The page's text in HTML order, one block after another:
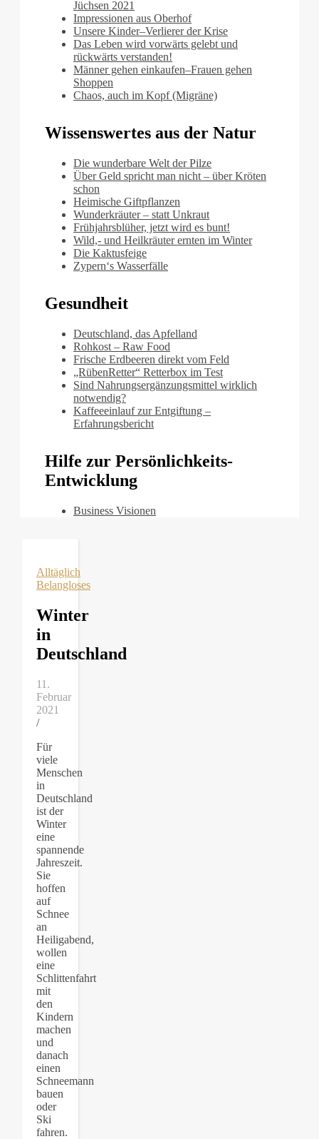
Jüchsen 2021
Impressionen aus Oberhof
Unsere Kinder–Verlierer der Krise
Das Leben wird vorwärts gelebt und
rückwärts verstanden!
Männer gehen einkaufen–Frauen gehen
Shoppen
Chaos, auch im Kopf (Migräne)
Wissenswertes aus der Natur
Die wunderbare Welt der Pilze
Über Geld spricht man nicht – über Kröten
schon
Heimische Giftpflanzen
Wunderkräuter – statt Unkraut
Frühjahrsblüher, jetzt wird es bunt!
Wild,- und Heilkräuter ernten im Winter
Die Kaktusfeige
Zypern‘s Wasserfälle
Gesundheit
Deutschland, das Apfelland
Rohkost – Raw Food
Frische Erdbeeren direkt vom Feld
„RübenRetter“ Retterbox im Test
Sind Nahrungsergänzungsmittel wirklich
notwendig?
Kaffeeeinlauf zur Entgiftung –
Erfahrungsbericht
Hilfe zur Persönlichkeits-
Entwicklung
Business Visionen
Alltäglich
Belangloses
Winter
in
Deutschland
11.
Februar
2021
/
Für
viele
Menschen
in
Deutschland
ist der
Winter
eine
spannende
Jahreszeit.
Sie
hoffen
auf
Schnee
an
Heiligabend,
wollen
eine
Schlittenfahrt
mit
den
Kindern
machen
und
danach
einen
Schneemann
bauen
oder
Ski
fahren.